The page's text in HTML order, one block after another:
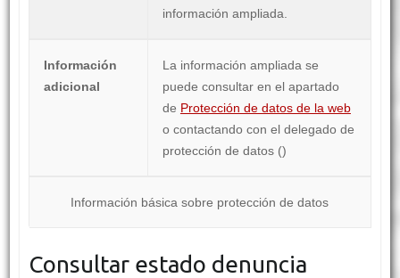
información ampliada.
Información
adicional
La información ampliada se
puede consultar en el apartado
de Protección de datos de la web
o contactando con el delegado de
protección de datos ()
Información básica sobre protección de datos
Consultar estado denuncia